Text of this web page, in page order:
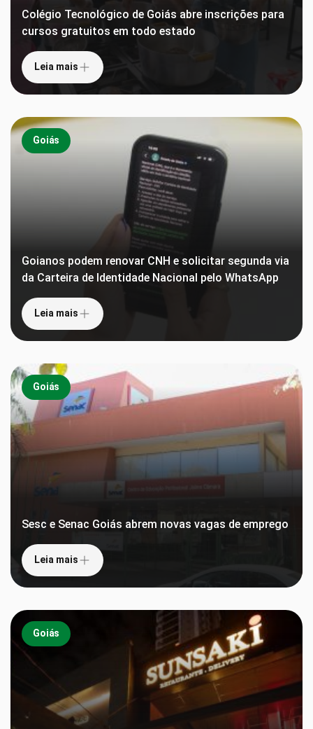
Colégio Tecnológico de Goiás abre inscrições para
cursos gratuitos em todo estado
Leia mais
Goiás
Goianos podem renovar CNH e solicitar segunda via
da Carteira de Identidade Nacional pelo WhatsApp
Leia mais
Goiás
Sesc e Senac Goiás abrem novas vagas de emprego
Leia mais
Goiás